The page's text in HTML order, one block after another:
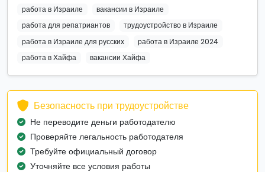
работа в Израиле
вакансии в Израиле
работа для репатриантов
трудоустройство в Израиле
работа в Израиле для русских
работа в Израиле 2024
работа в Хайфа
вакансии Хайфа
Безопасность при трудоустройстве
Не переводите деньги работодателю
Проверяйте легальность работодателя
Требуйте официальный договор
Уточняйте все условия работы